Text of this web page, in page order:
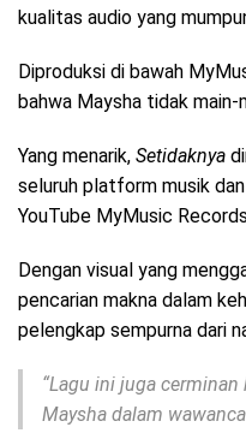
kualitas audio yang
Diproduksi di bawah
bahwa Maysha tidak main-
Yang menarik, Setidaknya
seluruh platform musik
YouTube MyMusic
Dengan visual yang
pencarian makna dalam
pelengkap sempurna dari
“Lagu ini juga
Maysha dalam